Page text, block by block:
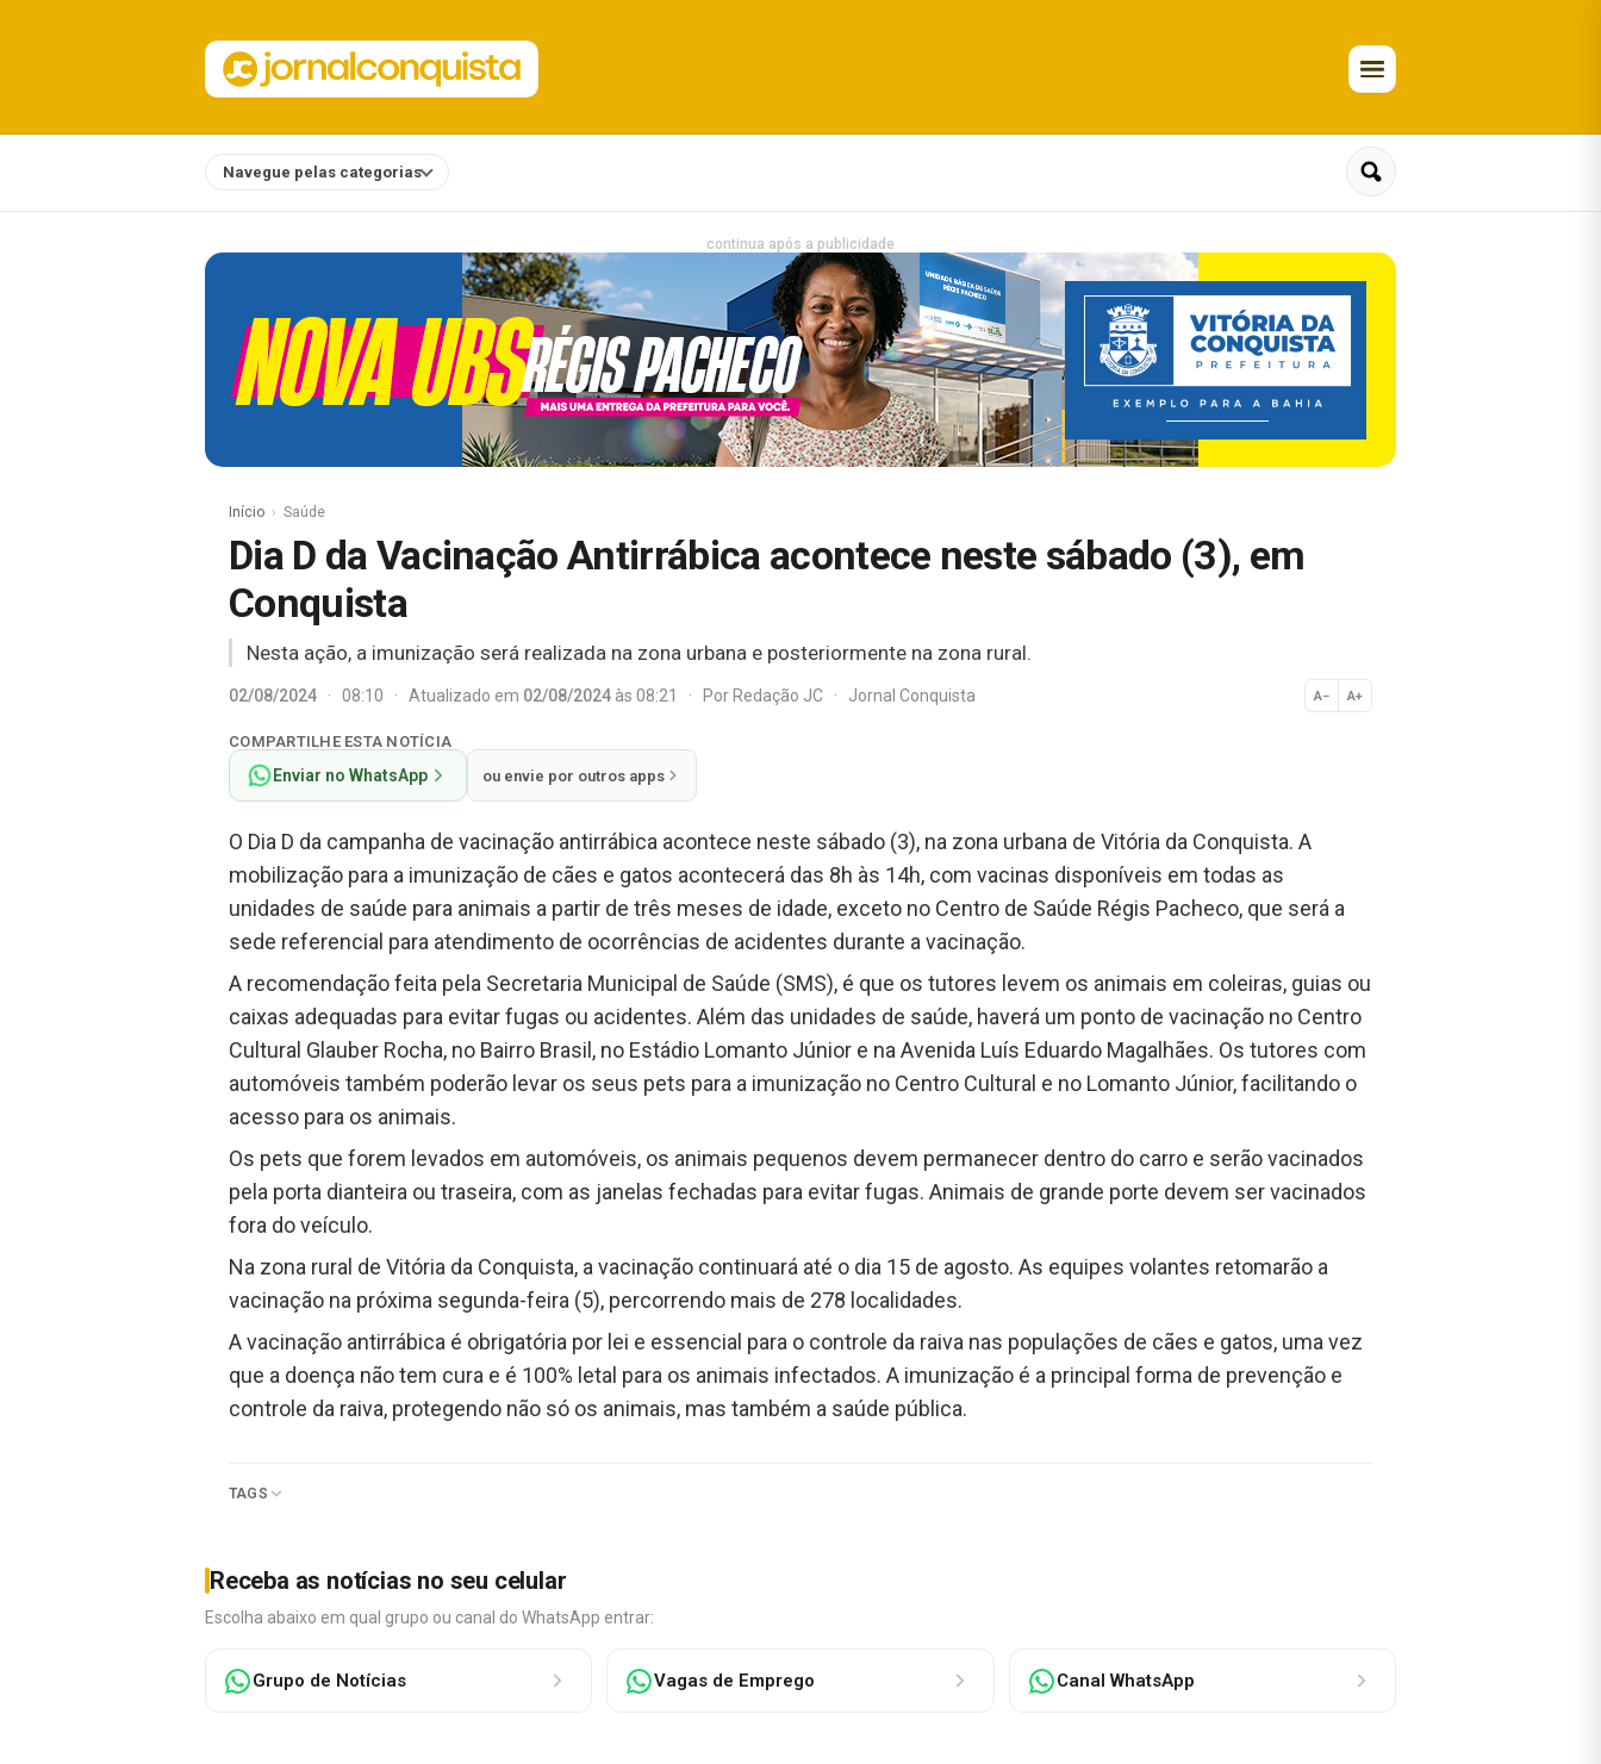
Navegue pelas categorias
continua após a publicidade
Início Saúde
Dia D da Vacinação Antirrábica acontece neste sábado (3), em
Conquista
Nesta ação, a imunização será realizada na zona urbana e posteriormente na zona rural.
02/08/2024 · 08:10 · Atualizado em 02/08/2024 às 08:21 · PorRedação JC · Jornal Conquista A− A+
Normal
COMPARTILHE ESTA NOTÍCIA
Enviar no WhatsApp ou envie por outros apps
O Dia D da campanha de vacinação antirrábica acontece neste sábado (3), na zona urbana de Vitória da Conquista. A
mobilização para a imunização de cães e gatos acontecerá das 8h às 14h, com vacinas disponíveis em todas as
unidades de saúde para animais a partir de três meses de idade, exceto no Centro de Saúde Régis Pacheco, que será a
sede referencial para atendimento de ocorrências de acidentes durante a vacinação.
A recomendação feita pela Secretaria Municipal de Saúde (SMS), é que os tutores levem os animais em coleiras, guias ou
caixas adequadas para evitar fugas ou acidentes. Além das unidades de saúde, haverá um ponto de vacinação no Centro
Cultural Glauber Rocha, no Bairro Brasil, no Estádio Lomanto Júnior e na Avenida Luís Eduardo Magalhães. Os tutores com
automóveis também poderão levar os seus pets para a imunização no Centro Cultural e no Lomanto Júnior, facilitando o
acesso para os animais.
Os pets que forem levados em automóveis, os animais pequenos devem permanecer dentro do carro e serão vacinados
pela porta dianteira ou traseira, com as janelas fechadas para evitar fugas. Animais de grande porte devem ser vacinados
fora do veículo.
Na zona rural de Vitória da Conquista, a vacinação continuará até o dia 15 de agosto. As equipes volantes retomarão a
vacinação na próxima segunda-feira (5), percorrendo mais de 278 localidades.
A vacinação antirrábica é obrigatória por lei e essencial para o controle da raiva nas populações de cães e gatos, uma vez
que a doença não tem cura e é 100% letal para os animais infectados. A imunização é a principal forma de prevenção e
controle da raiva, protegendo não só os animais, mas também a saúde pública.
TAGS
Receba as notícias no seu celular
Escolha abaixo em qual grupo ou canal do WhatsApp entrar:
Grupo de Notícias Vagas de Emprego Canal WhatsApp